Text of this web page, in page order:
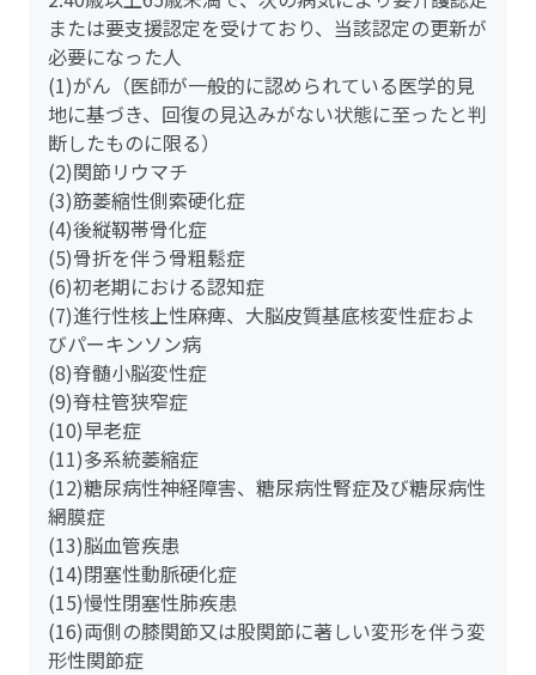
または要支援認定を受けており、当該認定の更新が
必要になった人
(1)がん（医師が一般的に認められている医学的見
地に基づき、回復の見込みがない状態に至ったと判
断したものに限る）
(2)関節リウマチ
(3)筋萎縮性側索硬化症
(4)後縦靱帯骨化症
(5)骨折を伴う骨粗鬆症
(6)初老期における認知症
(7)進行性核上性麻痺、大脳皮質基底核変性症およ
びパーキンソン病
(8)脊髄小脳変性症
(9)脊柱管狭窄症
(10)早老症
(11)多系統萎縮症
(12)糖尿病性神経障害、糖尿病性腎症及び糖尿病性
網膜症
(13)脳血管疾患
(14)閉塞性動脈硬化症
(15)慢性閉塞性肺疾患
(16)両側の膝関節又は股関節に著しい変形を伴う変
形性関節症